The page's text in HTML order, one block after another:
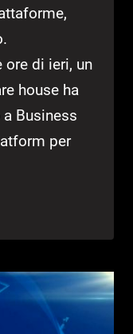
ore di ieri, un
house ha
Business
per